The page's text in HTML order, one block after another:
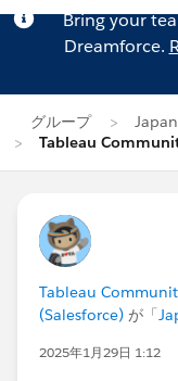
Bring your
Dreamforce.
グループ
Japan
Tableau
Tableau
(Salesforce) が「
2025年1月29日 1:12